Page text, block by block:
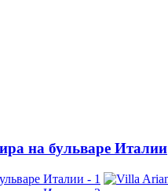
на бульваре Италии